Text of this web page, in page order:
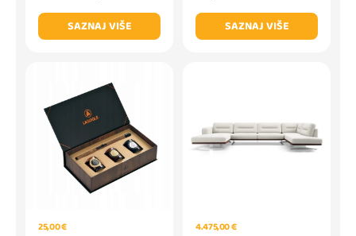
SAZNAJ VIŠE
SAZNAJ VIŠE
25,00 € 4.475,00 €